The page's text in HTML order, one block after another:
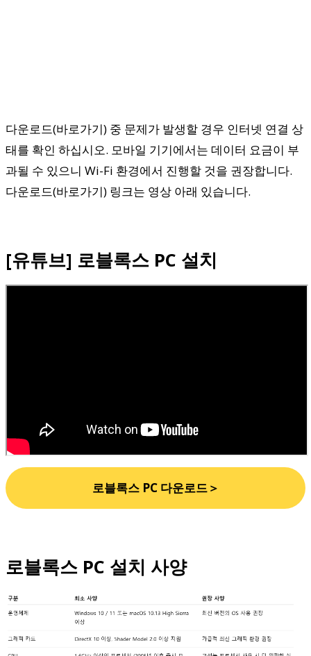
다운로드(바로가기) 중 문제가 발생할 경우 인터넷 연결 상
태를 확인 하십시오. 모바일 기기에서는 데이터 요금이 부
과될 수 있으니 Wi-Fi 환경에서 진행할 것을 권장합니다.
다운로드(바로가기) 링크는 영상 아래 있습니다.
[유튜브] 로블록스 PC 설치
로블록스 PC 다운로드＞
로블록스 PC 설치 사양